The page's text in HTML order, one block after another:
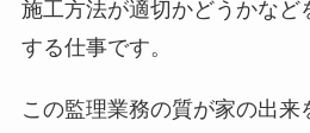
施工方法が適切かどうかなど
する仕事です。
この監理業務の質が家の出来